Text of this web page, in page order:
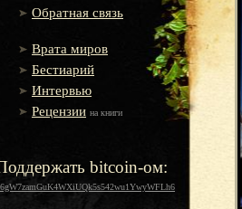
Обратная связь
Врата миров
Бестиарий
Интервью
Рецензии на книги
bitcoin-ом: